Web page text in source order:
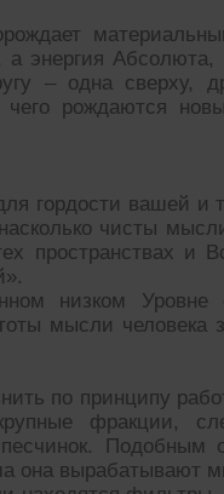
энергия
– одна сверху,
чего рождаются
гордости вашей и
чисты
пространствах и
низком Уровне
мысли человека
по принципу
фракции,
Подобным
она вырабатывают